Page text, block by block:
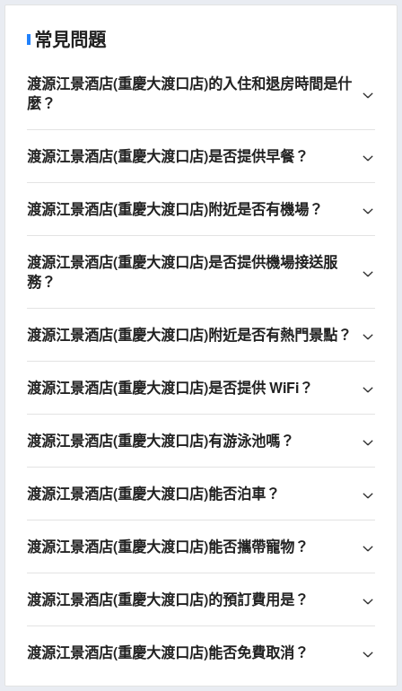
常見問題
渡源江景酒店(重慶大渡口店)的入住和退房時間是什
麼？
渡源江景酒店(重慶大渡口店)是否提供早餐？
渡源江景酒店(重慶大渡口店)附近是否有機場？
渡源江景酒店(重慶大渡口店)是否提供機場接送服
務？
渡源江景酒店(重慶大渡口店)附近是否有熱門景點？
渡源江景酒店(重慶大渡口店)是否提供 WiFi？
渡源江景酒店(重慶大渡口店)有游泳池嗎？
渡源江景酒店(重慶大渡口店)能否泊車？
渡源江景酒店(重慶大渡口店)能否攜帶寵物？
渡源江景酒店(重慶大渡口店)的預訂費用是？
渡源江景酒店(重慶大渡口店)能否免費取消？